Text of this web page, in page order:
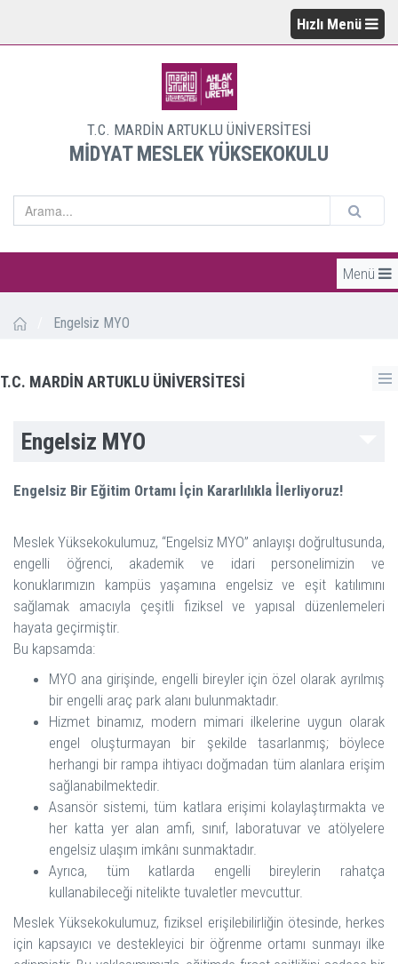
Hızlı Menü
T.C. MARDİN ARTUKLU ÜNİVERSİTESİ
MİDYAT MESLEK YÜKSEKOKULU
Menü
Engelsiz MYO
T.C. MARDİN ARTUKLU ÜNİVERSİTESİ
Engelsiz MYO
Engelsiz Bir Eğitim Ortamı İçin Kararlılıkla İlerliyoruz!
Meslek Yüksekokulumuz, “Engelsiz MYO” anlayışı doğrultusunda,
engelli öğrenci, akademik ve idari personelimizin ve
konuklarımızın kampüs yaşamına engelsiz ve eşit katılımını
sağlamak amacıyla çeşitli fiziksel ve yapısal düzenlemeleri
hayata geçirmiştir.
Bu kapsamda:
MYO ana girişinde, engelli bireyler için özel olarak ayrılmış
bir engelli araç park alanı bulunmaktadır.
Hizmet binamız, modern mimari ilkelerine uygun olarak
engel oluşturmayan bir şekilde tasarlanmış; böylece
herhangi bir rampa ihtiyacı doğmadan tüm alanlara erişim
sağlanabilmektedir.
Asansör sistemi, tüm katlara erişimi kolaylaştırmakta ve
her katta yer alan amfi, sınıf, laboratuvar ve atölyelere
engelsiz ulaşım imkânı sunmaktadır.
Ayrıca, tüm katlarda engelli bireylerin rahatça
kullanabileceği nitelikte tuvaletler mevcuttur.
Meslek Yüksekokulumuz, fiziksel erişilebilirliğin ötesinde, herkes
için kapsayıcı ve destekleyici bir öğrenme ortamı sunmayı ilke